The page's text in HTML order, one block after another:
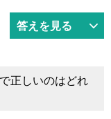
答えを見る
正しいのはどれ